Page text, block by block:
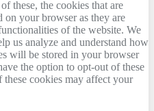
these, the cookies that are
on your browser as they are
of the website. We
us analyze and understand how
will be stored in your browser
the option to opt-out of these
cookies may affect your